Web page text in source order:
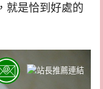
就是恰到好處的